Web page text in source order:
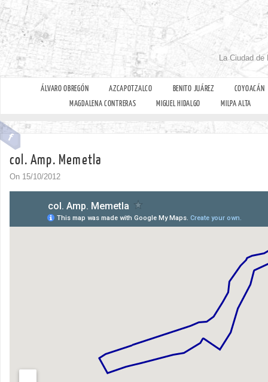
La Ciudad
ÁLVARO OBREGÓN AZCAPOTZALCO BENITO JUÁREZ
COYOACÁN
MAGDALENA CONTRERAS
MIGUEL HIDALGO MILPA ALTA
col. Amp. Memetla
On 15/10/2012